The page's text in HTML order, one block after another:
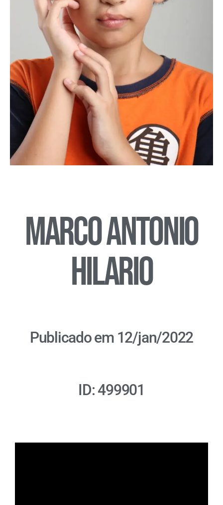
Marco Antonio
Hilario
Publicado em 12/jan/2022
ID: 499901